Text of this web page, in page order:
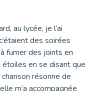
au lycée, je l’ai
des soirées
fumer des joints en
en se disant que
résonne de
m’a accompagnée